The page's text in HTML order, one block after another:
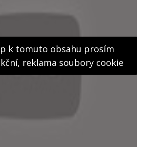
k tomuto obsahu prosím
reklama soubory cookie